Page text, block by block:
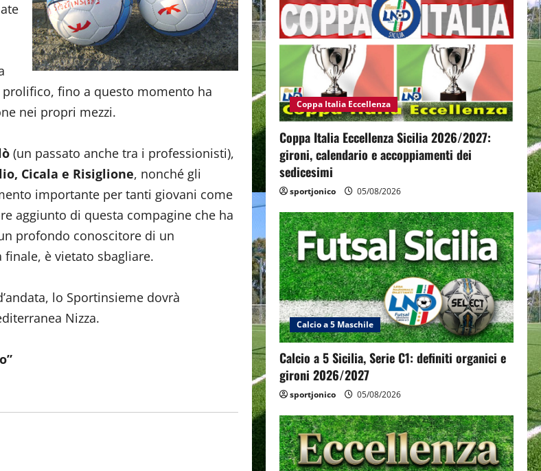
fino a questo momento ha
nei propri mezzi.
(un passato anche tra i professionisti),
Cicala e Risiglione, nonché gli
importante per tanti giovani come
aggiunto di questa compagine che ha
profondo conoscitore di un
è vietato sbagliare.
lo Sportinsieme dovrà
Nizza.
Coppa Italia Eccellenza
Coppa Italia Eccellenza Sicilia 2026/2027:
gironi, calendario e accoppiamenti dei
sedicesimi
sportjonico 05/08/2026
Calcio a 5 Maschile
Calcio a 5 Sicilia, Serie C1: definiti organici e
gironi 2026/2027
sportjonico 05/08/2026